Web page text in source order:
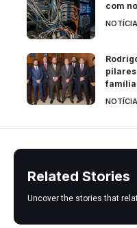
com
Related Stories
Uncover the stories that